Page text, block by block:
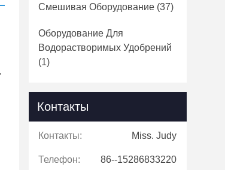
Смешивая Оборудование (37)
Оборудование Для
Водорастворимых Удобрений
(1)
Контакты
Контакты: Miss. Judy
Телефон: 86--15286833220